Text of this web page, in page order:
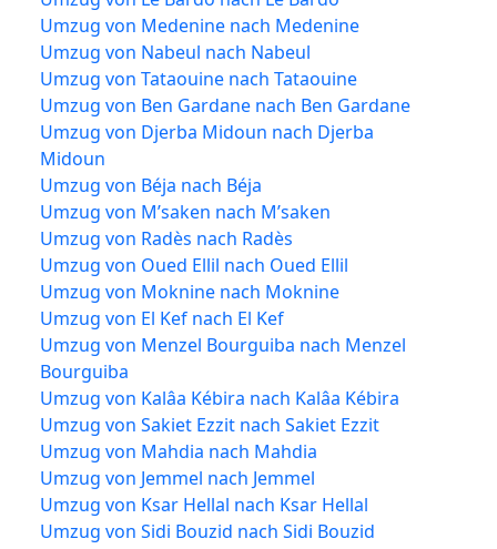
Umzug von Medenine nach Medenine
Umzug von Nabeul nach Nabeul
Umzug von Tataouine nach Tataouine
Umzug von Ben Gardane nach Ben Gardane
Umzug von Djerba Midoun nach Djerba
Midoun
Umzug von Béja nach Béja
Umzug von M’saken nach M’saken
Umzug von Radès nach Radès
Umzug von Oued Ellil nach Oued Ellil
Umzug von Moknine nach Moknine
Umzug von El Kef nach El Kef
Umzug von Menzel Bourguiba nach Menzel
Bourguiba
Umzug von Kalâa Kébira nach Kalâa Kébira
Umzug von Sakiet Ezzit nach Sakiet Ezzit
Umzug von Mahdia nach Mahdia
Umzug von Jemmel nach Jemmel
Umzug von Ksar Hellal nach Ksar Hellal
Umzug von Sidi Bouzid nach Sidi Bouzid